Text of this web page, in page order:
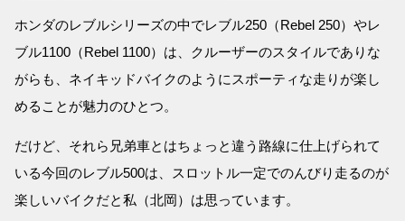
ホンダのレブルシリーズの中でレブル250（Rebel 250）やレ
ブル1100（Rebel 1100）は、クルーザーのスタイルでありな
がらも、ネイキッドバイクのようにスポーティな走りが楽し
めることが魅力のひとつ。
だけど、それら兄弟車とはちょっと違う路線に仕上げられて
いる今回のレブル500は、スロットル一定でのんびり走るのが
楽しいバイクだと私（北岡）は思っています。